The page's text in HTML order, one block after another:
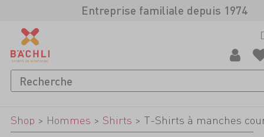
Entreprise familiale depuis 1974
Shop > Hommes > Shirts > T-Shirts à manches